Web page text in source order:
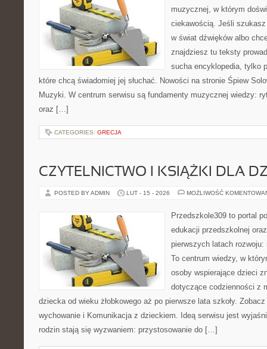
muzycznej, w którym
ciekawością. Jeśli
w świat dźwięków albo
znajdziesz tu teksty
sucha encyklopedia, tylko
które chcą świadomiej jej słuchać. Nowości na stronie Śpiew
Muzyki. W centrum serwisu są fundamenty muzycznej wiedzy:
oraz […]
CATEGORIES: GRECJA
CZYTELNICTWO I KSIĄŻKI DLA
POSTED BY ADMIN LUT - 15 - 2026 MOŻLIWOŚĆ
Przedszkole309 to portal
edukacji przedszkolnej
pierwszych latach
To centrum wiedzy, w
osoby wspierające dzieci
dotyczące codzienności z
dziecka od wieku żłobkowego aż po pierwsze lata szkoły.
wychowanie i Komunikacja z dzieckiem. Ideą serwisu jest
rodzin stają się wyzwaniem: przystosowanie do […]